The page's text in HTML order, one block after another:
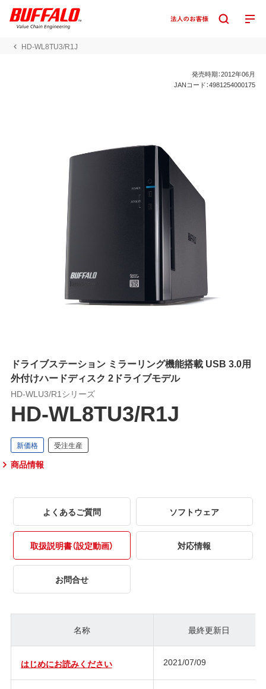
HD-WL8TU3/R1J
発売時期：2012年06月
JANコード：4981254000175
ドライブステーション ミラーリング機能搭載 USB 3.0用
外付けハードディスク 2ドライブモデル
HD-WLU3/R1シリーズ
HD-WL8TU3/R1J
商品情報
よくあるご質問 ソフトウェア
取扱説明書（設定動画） 対応情報
お問合せ
名称 最終更新日
はじめにお読みください 2021/07/09